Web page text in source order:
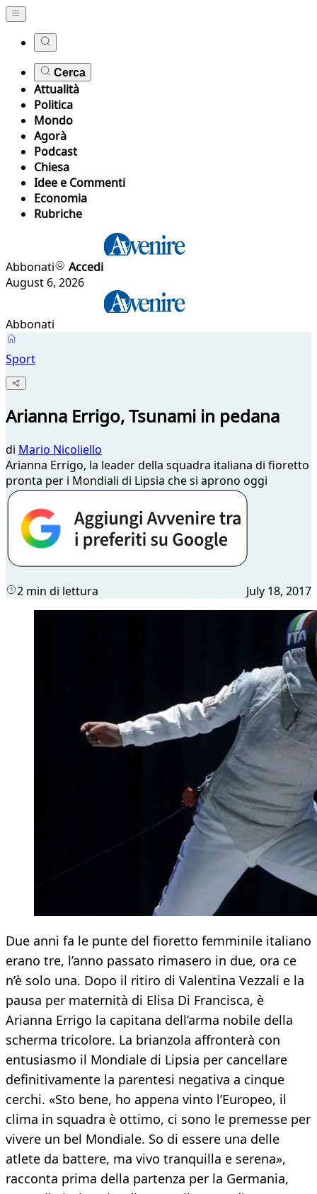
Cerca
Attualità
Politica
Mondo
Agorà
Podcast
Chiesa
Idee e Commenti
Economia
Rubriche
Abbonati
Accedi
August 6, 2026
Abbonati
Sport
Arianna Errigo, Tsunami in pedana
di Mario Nicoliello
Arianna Errigo, la leader della squadra italiana di fioretto
pronta per i Mondiali di Lipsia che si aprono oggi
2 min di lettura July 18, 2017
Due anni fa le punte del fioretto femminile italiano
erano tre, l’anno passato rimasero in due, ora ce
n’è solo una. Dopo il ritiro di Valentina Vezzali e la
pausa per maternità di Elisa Di Francisca, è
Arianna Errigo la capitana dell’arma nobile della
scherma tricolore. La brianzola affronterà con
entusiasmo il Mondiale di Lipsia per cancellare
definitivamente la parentesi negativa a cinque
cerchi. «Sto bene, ho appena vinto l’Europeo, il
clima in squadra è ottimo, ci sono le premesse per
vivere un bel Mondiale. So di essere una delle
atlete da battere, ma vivo tranquilla e serena»,
racconta prima della partenza per la Germania,